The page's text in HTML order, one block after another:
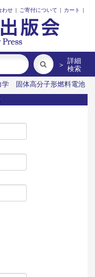
わせ | ご寄付について | カート |
＞ 詳細
検索
学
固体高分子形燃料電池
代日本における企業家の
レーザーとプラズマと粒